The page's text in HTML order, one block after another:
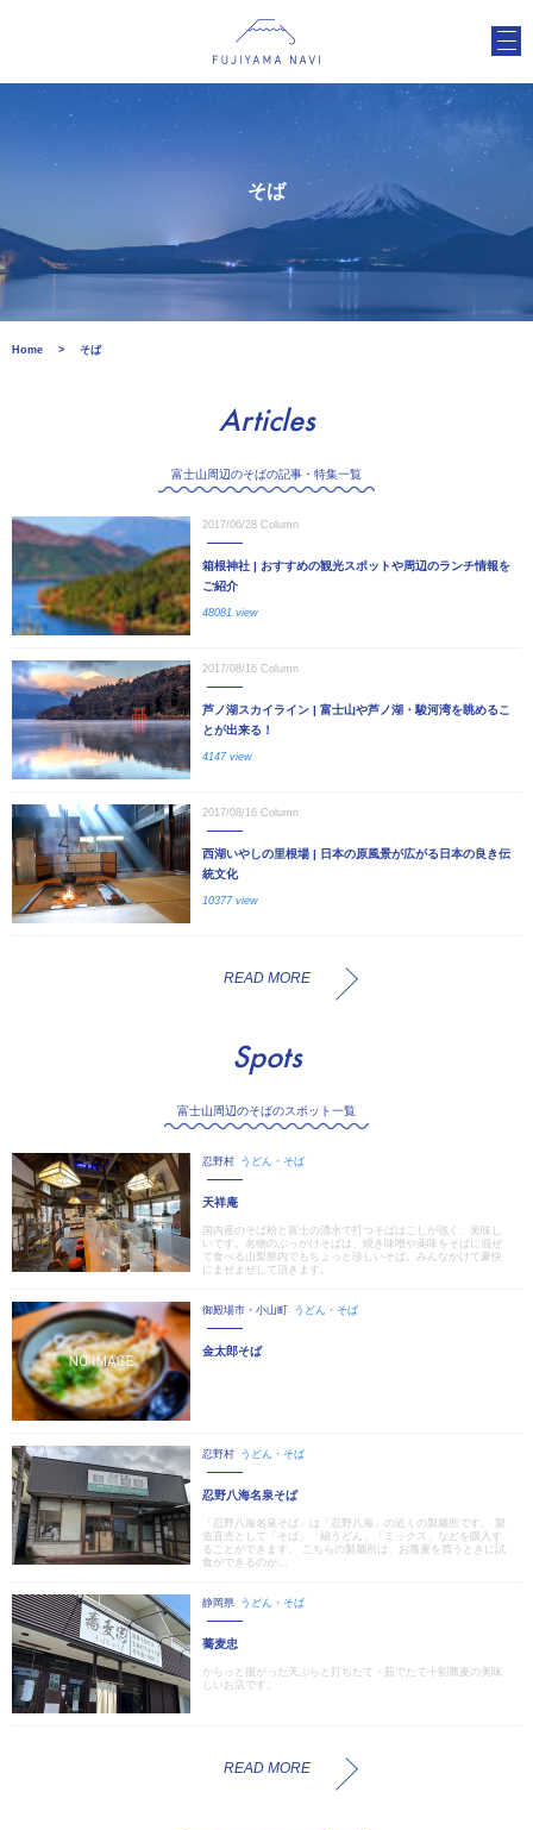
そば
Home そば
Articles
富士山周辺のそばの記事・特集一覧
2017/06/28 Column
箱根神社 | おすすめの観光スポットや周辺のランチ情報を
ご紹介
48081 view
2017/08/16 Column
芦ノ湖スカイライン | 富士山や芦ノ湖・駿河湾を眺めるこ
とが出来る！
4147 view
2017/08/16 Column
西湖いやしの里根場 | 日本の原風景が広がる日本の良き伝
統文化
10377 view
READ MORE
Spots
富士山周辺のそばのスポット一覧
忍野村 うどん・そば
天祥庵
国内産のそば粉と富士の湧水で打つそばはこしが強く、美味し
いです。名物のぶっかけそばは、焼き味噌や薬味をそばに混ぜ
て食べる山梨県内でもちょっと珍しいそば。みんなかけて豪快
にまぜまぜして頂きます。
御殿場市・小山町 うどん・そば
金太郎そば
忍野村 うどん・そば
忍野八海名泉そば
「忍野八海名泉そば」は「忍野八海」の近くの製麺所です。 製
造直売として「そば」「細うどん」「ミックス」などを購入す
ることができます。 こちらの製麺所は、お蕎麦を買うときに試
食ができるのが...
静岡県 うどん・そば
蕎麦忠
からっと揚がった天ぷらと打ちたて・茹でたて十割蕎麦の美味
しいお店です。
READ MORE